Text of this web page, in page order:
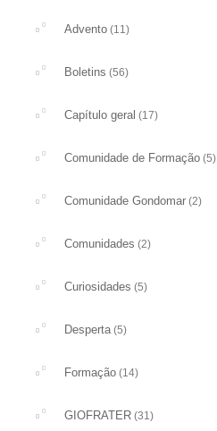
Advento (11)
Boletins (56)
Capítulo geral (17)
Comunidade de Formação (5)
Comunidade Gondomar (2)
Comunidades (2)
Curiosidades (5)
Desperta(5)
Formação (14)
GIOFRATER (31)